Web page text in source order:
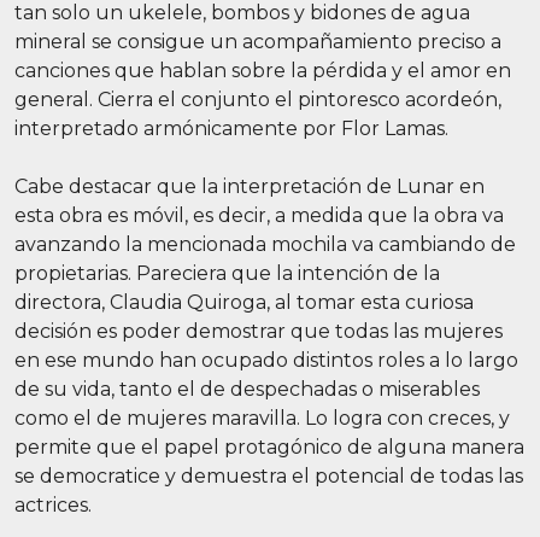
tan solo un ukelele, bombos y bidones de agua
mineral se consigue un acompañamiento preciso a
canciones que hablan sobre la pérdida y el amor en
general. Cierra el conjunto el pintoresco acordeón,
interpretado armónicamente por Flor Lamas.
Cabe destacar que la interpretación de Lunar en
esta obra es móvil, es decir, a medida que la obra va
avanzando la mencionada mochila va cambiando de
propietarias. Pareciera que la intención de la
directora, Claudia Quiroga, al tomar esta curiosa
decisión es poder demostrar que todas las mujeres
en ese mundo han ocupado distintos roles a lo largo
de su vida, tanto el de despechadas o miserables
como el de mujeres maravilla. Lo logra con creces, y
permite que el papel protagónico de alguna manera
se democratice y demuestra el potencial de todas las
actrices.